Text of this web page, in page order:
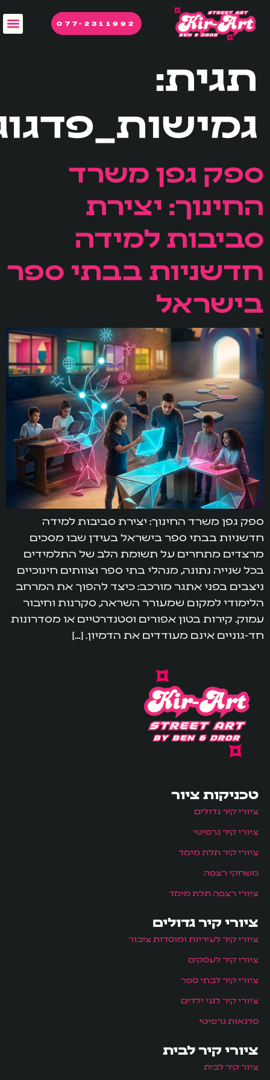
לתוכן
077-2311992
תגית:
ספק גפן משרד
החינוך: יצירת
סביבות למידה
חדשניות בבתי ספר
בישראל
ספק גפן משרד החינוך: יצירת סביבות למידה
חדשניות בבתי ספר בישראל בעידן שבו מסכים
מרצדים מתחרים על תשומת הלב של התלמידים
בכל שנייה נתונה, מנהלי בתי ספר וצוותים חינוכיים
ניצבים בפני אתגר מורכב: כיצד להפוך את המרחב
הלימודי למקום שמעורר השראה, סקרנות וחיבור
עמוק. קירות בטון אפורים וסטנדרטיים או מסדרונות
חד-גוניים אינם מעודדים את הדמיון. […]
טכניקות ציור
ציורי קיר גדולים
ציורי קיר גרפיטי
ציורי קיר תלת מימד
משחקי רצפה
ציורי רצפה תלת מימד
ציורי קיר גדולים
ציורי קיר לעיריות ומוסדות ציבור
ציורי קיר לעסקים
ציורי קיר לבתי ספר
ציורי קיר לגני ילדים
סדנאות גרפיטי
ציורי קיר לבית
ציור קיר לבית